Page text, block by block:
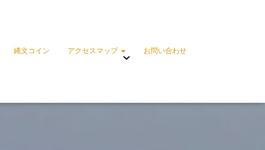
縄文コイン アクセスマップ お問い合わせ